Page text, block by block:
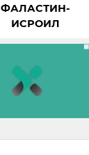
ФАЛАСТИН-
ИСРОИЛ